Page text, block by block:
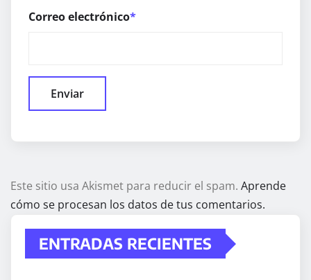
Correo electrónico*
Este sitio usa Akismet para reducir el spam. Aprende
cómo se procesan los datos de tus comentarios.
ENTRADAS RECIENTES